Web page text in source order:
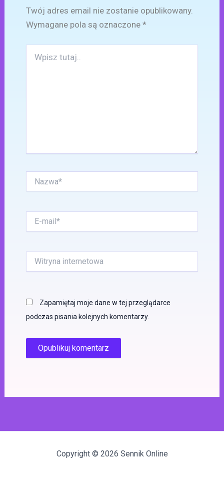
Twój adres email nie zostanie opublikowany.
Wymagane pola są oznaczone *
tutaj..
mail*
internetowa
Zapamiętaj moje dane w tej przeglądarce
podczas pisania kolejnych komentarzy.
Copyright © 2026 Sennik Online